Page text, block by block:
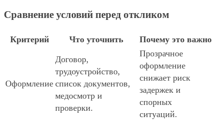
Сравнение условий перед откликом
Критерий Что уточнить Почему это важно
Оформление
Договор,
трудоустройство,
список документов,
медосмотр и
проверки.
Прозрачное
оформление
снижает риск
задержек и
спорных
ситуаций.